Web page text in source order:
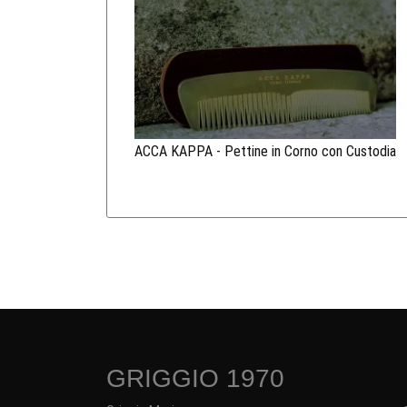
ACCA KAPPA - Pettine in Corno con Custodia
GRIGGIO 1970